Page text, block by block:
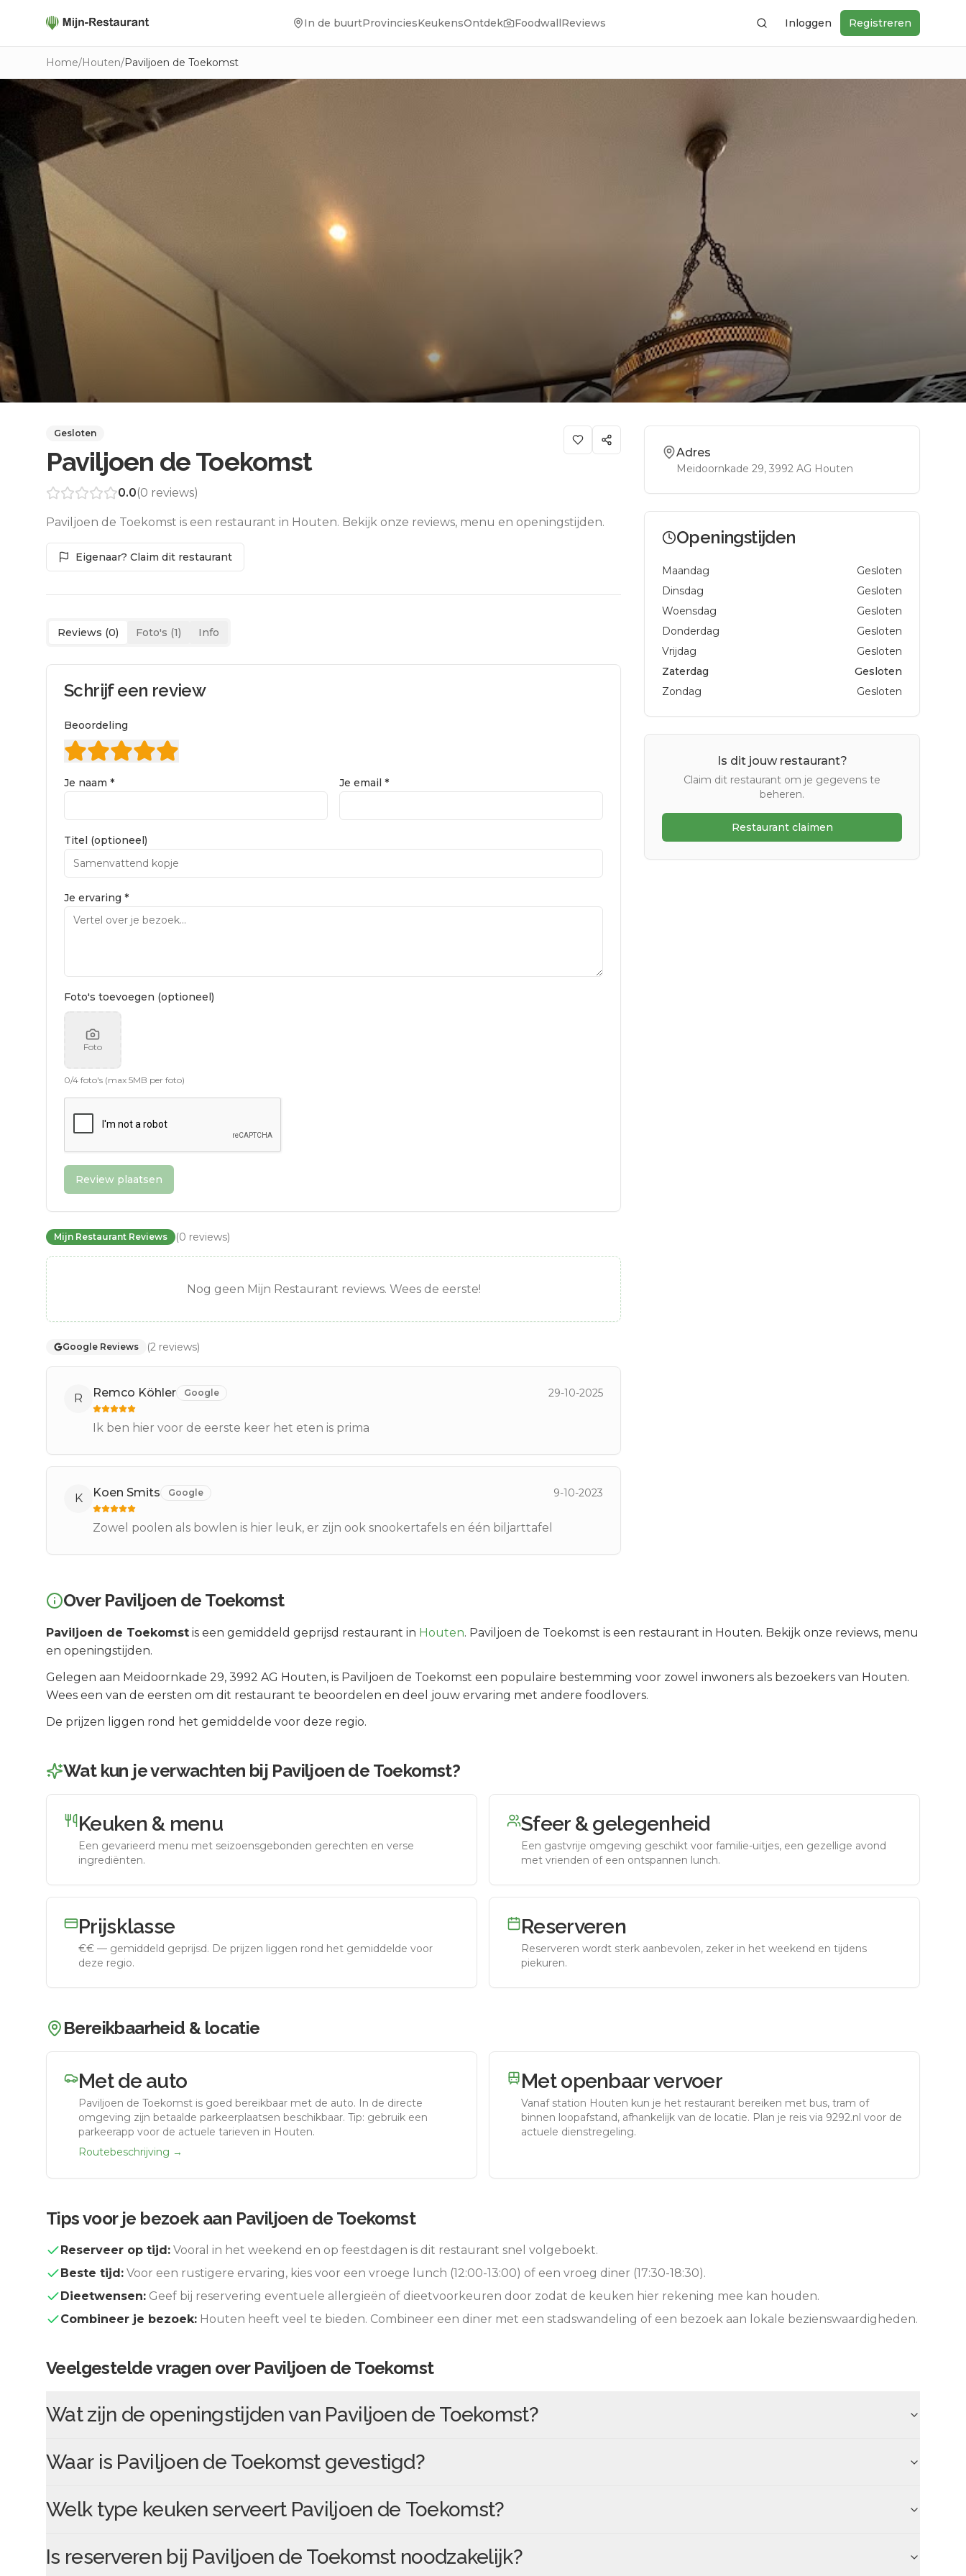
In de buurtProvinciesKeukensOntdek FoodwallReviews ZoekenInloggen Registreren
Home/Houten/Paviljoen de Toekomst
Gesloten
Paviljoen de Toekomst
0.0(0 reviews)
Paviljoen de Toekomst is een restaurant in Houten. Bekijk onze reviews, menu en openingstijden.
Eigenaar? Claim dit restaurant
Reviews (0) Foto's (1) Info
Schrijf een review
Beoordeling
Je naam * Je email *
Titel (optioneel)
Je ervaring *
Foto's toevoegen (optioneel)
Foto
0/4 foto's (max 5MB per foto)
Review plaatsen
Mijn Restaurant Reviews (0 reviews)
Nog geen Mijn Restaurant reviews. Wees de eerste!
Google Reviews (2 reviews)
R Remco Köhler Google 29-10-2025
Ik ben hier voor de eerste keer het eten is prima
K Koen Smits Google 9-10-2023
Zowel poolen als bowlen is hier leuk, er zijn ook snookertafels en één biljarttafel
Adres
Meidoornkade 29, 3992 AG Houten
Openingstijden
Maandag
Gesloten
Dinsdag
Gesloten
Woensdag
Gesloten
Donderdag
Gesloten
Vrijdag
Gesloten
Zaterdag
Gesloten
Zondag
Gesloten
Is dit jouw restaurant?
Claim dit restaurant om je gegevens te
beheren.
Restaurant claimen
Over Paviljoen de Toekomst
Paviljoen de Toekomst is een gemiddeld geprijsd restaurant in Houten. Paviljoen de Toekomst is een restaurant in Houten. Bekijk onze reviews, menu
en openingstijden.
Gelegen aan Meidoornkade 29, 3992 AG Houten, is Paviljoen de Toekomst een populaire bestemming voor zowel inwoners als bezoekers van Houten.
Wees een van de eersten om dit restaurant te beoordelen en deel jouw ervaring met andere foodlovers.
De prijzen liggen rond het gemiddelde voor deze regio.
Wat kun je verwachten bij Paviljoen de Toekomst?
Keuken & menu
Een gevarieerd menu met seizoensgebonden gerechten en verse
ingrediënten.
Sfeer & gelegenheid
Een gastvrije omgeving geschikt voor familie-uitjes, een gezellige avond
met vrienden of een ontspannen lunch.
Prijsklasse
€€ — gemiddeld geprijsd. De prijzen liggen rond het gemiddelde voor
deze regio.
Reserveren
Reserveren wordt sterk aanbevolen, zeker in het weekend en tijdens
piekuren.
Bereikbaarheid & locatie
Met de auto
Paviljoen de Toekomst is goed bereikbaar met de auto. In de directe
omgeving zijn betaalde parkeerplaatsen beschikbaar. Tip: gebruik een
parkeerapp voor de actuele tarieven in Houten.
Routebeschrijving →
Met openbaar vervoer
Vanaf station Houten kun je het restaurant bereiken met bus, tram of
binnen loopafstand, afhankelijk van de locatie. Plan je reis via 9292.nl voor de
actuele dienstregeling.
Tips voor je bezoek aan Paviljoen de Toekomst
Reserveer op tijd: Vooral in het weekend en op feestdagen is dit restaurant snel volgeboekt.
Beste tijd: Voor een rustigere ervaring, kies voor een vroege lunch (12:00-13:00) of een vroeg diner (17:30-18:30).
Dieetwensen: Geef bij reservering eventuele allergieën of dieetvoorkeuren door zodat de keuken hier rekening mee kan houden.
Combineer je bezoek: Houten heeft veel te bieden. Combineer een diner met een stadswandeling of een bezoek aan lokale bezienswaardigheden.
Veelgestelde vragen over Paviljoen de Toekomst
Wat zijn de openingstijden van Paviljoen de Toekomst?
Waar is Paviljoen de Toekomstgevestigd?
Welk type keuken serveert Paviljoen de Toekomst?
Is reserveren bij Paviljoen de Toekomstnoodzakelijk?